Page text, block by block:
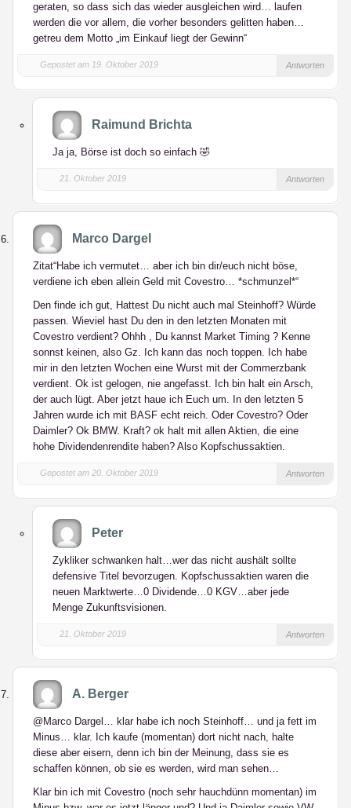
geraten, so dass sich das wieder ausgleichen wird… laufen
werden die vor allem, die vorher besonders gelitten haben…
getreu dem Motto „im Einkauf liegt der Gewinn“
Gepostet am 19. Oktober 2019 Antworten
Raimund Brichta
Ja ja, Börse ist doch so einfach 🤣
21. Oktober 2019 Antworten
Marco Dargel
Zitat“Habe ich vermutet… aber ich bin dir/euch nicht böse,
verdiene ich eben allein Geld mit Covestro… *schmunzel*“
Den finde ich gut, Hattest Du nicht auch mal Steinhoff? Würde
passen. Wieviel hast Du den in den letzten Monaten mit
Covestro verdient? Ohhh , Du kannst Market Timing ? Kenne
sonnst keinen, also Gz. Ich kann das noch toppen. Ich habe
mir in den letzten Wochen eine Wurst mit der Commerzbank
verdient. Ok ist gelogen, nie angefasst. Ich bin halt ein Arsch,
der auch lügt. Aber jetzt haue ich Euch um. In den letzten 5
Jahren wurde ich mit BASF echt reich. Oder Covestro? Oder
Daimler? Ok BMW. Kraft? ok halt mit allen Aktien, die eine
hohe Dividendenrendite haben? Also Kopfschussaktien.
Gepostet am 20. Oktober 2019 Antworten
Peter
Zykliker schwanken halt…wer das nicht aushält sollte
defensive Titel bevorzugen. Kopfschussaktien waren die
neuen Marktwerte…0 Dividende…0 KGV…aber jede
Menge Zukunftsvisionen.
21. Oktober 2019 Antworten
A. Berger
@Marco Dargel… klar habe ich noch Steinhoff… und ja fett im
Minus… klar. Ich kaufe (momentan) dort nicht nach, halte
diese aber eisern, denn ich bin der Meinung, dass sie es
schaffen können, ob sie es werden, wird man sehen…
Klar bin ich mit Covestro (noch sehr hauchdünn momentan) im